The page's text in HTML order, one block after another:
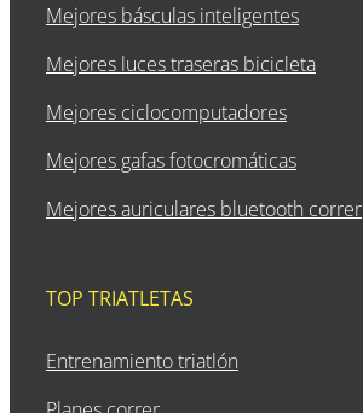
Mejores básculas inteligentes
Mejores luces traseras bicicleta
Mejores ciclocomputadores
Mejores gafas fotocromáticas
Mejores auriculares bluetooth correr
TOP TRIATLETAS
Entrenamiento triatlón